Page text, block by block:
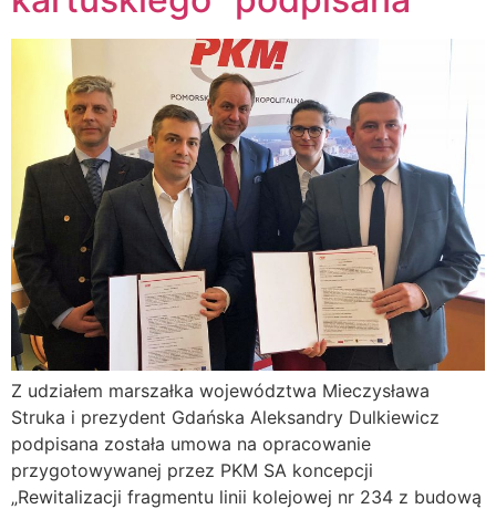
Z udziałem marszałka województwa Mieczysława
Struka i prezydent Gdańska Aleksandry Dulkiewicz
podpisana została umowa na opracowanie
przygotowywanej przez PKM SA koncepcji
„Rewitalizacji fragmentu linii kolejowej nr 234 z budową